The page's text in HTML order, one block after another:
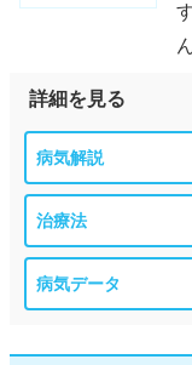
詳細を見る
病気解説
治療法
病気データ